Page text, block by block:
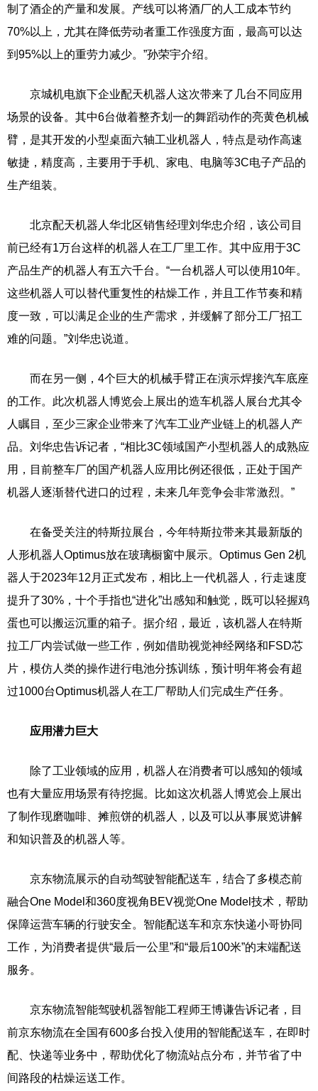
制了酒企的产量和发展。产线可以将酒厂的人工成本节约
70%以上，尤其在降低劳动者重工作强度方面，最高可以达
到95%以上的重劳力减少。”孙荣宇介绍。
京城机电旗下企业配天机器人这次带来了几台不同应用
场景的设备。其中6台做着整齐划一的舞蹈动作的亮黄色机械
臂，是其开发的小型桌面六轴工业机器人，特点是动作高速
敏捷，精度高，主要用于手机、家电、电脑等3C电子产品的
生产组装。
北京配天机器人华北区销售经理刘华忠介绍，该公司目
前已经有1万台这样的机器人在工厂里工作。其中应用于3C
产品生产的机器人有五六千台。“一台机器人可以使用10年。
这些机器人可以替代重复性的枯燥工作，并且工作节奏和精
度一致，可以满足企业的生产需求，并缓解了部分工厂招工
难的问题。”刘华忠说道。
而在另一侧，4个巨大的机械手臂正在演示焊接汽车底座
的工作。此次机器人博览会上展出的造车机器人展台尤其令
人瞩目，至少三家企业带来了汽车工业产业链上的机器人产
品。刘华忠告诉记者，“相比3C领域国产小型机器人的成熟应
用，目前整车厂的国产机器人应用比例还很低，正处于国产
机器人逐渐替代进口的过程，未来几年竞争会非常激烈。”
在备受关注的特斯拉展台，今年特斯拉带来其最新版的
人形机器人Optimus放在玻璃橱窗中展示。Optimus Gen 2机
器人于2023年12月正式发布，相比上一代机器人，行走速度
提升了30%，十个手指也“进化”出感知和触觉，既可以轻握鸡
蛋也可以搬运沉重的箱子。据介绍，最近，该机器人在特斯
拉工厂内尝试做一些工作，例如借助视觉神经网络和FSD芯
片，模仿人类的操作进行电池分拣训练，预计明年将会有超
过1000台Optimus机器人在工厂帮助人们完成生产任务。
应用潜力巨大
除了工业领域的应用，机器人在消费者可以感知的领域
也有大量应用场景有待挖掘。比如这次机器人博览会上展出
了制作现磨咖啡、摊煎饼的机器人，以及可以从事展览讲解
和知识普及的机器人等。
京东物流展示的自动驾驶智能配送车，结合了多模态前
融合One Model和360度视角BEV视觉One Model技术，帮助
保障运营车辆的行驶安全。智能配送车和京东快递小哥协同
工作，为消费者提供“最后一公里”和“最后100米”的末端配送
服务。
京东物流智能驾驶机器智能工程师王博谦告诉记者，目
前京东物流在全国有600多台投入使用的智能配送车，在即时
配、快递等业务中，帮助优化了物流站点分布，并节省了中
间路段的枯燥运送工作。